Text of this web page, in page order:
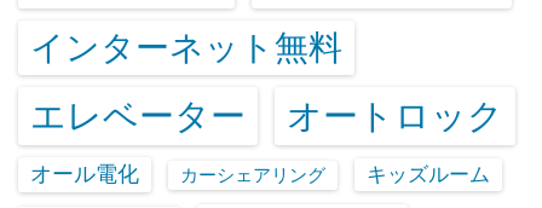
インターネット無料
エレベーター オートロック
オール電化 カーシェアリング キッズルーム